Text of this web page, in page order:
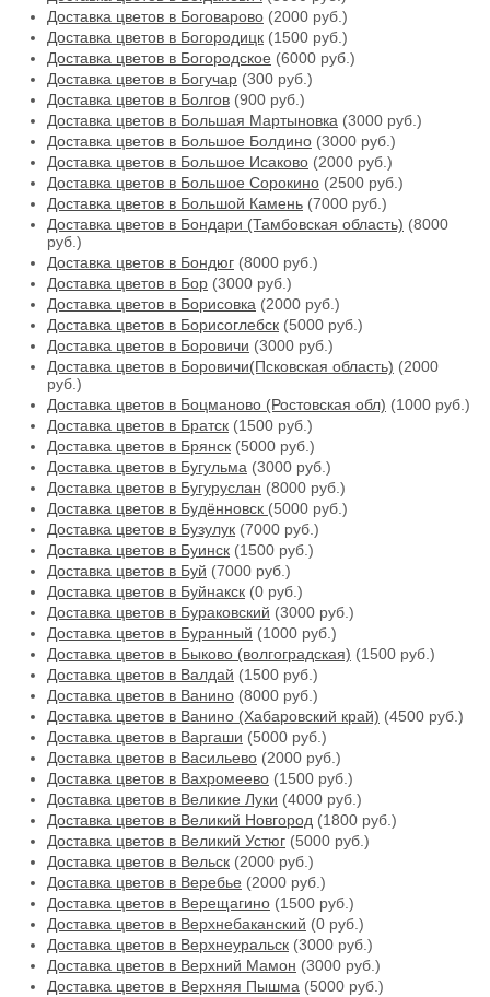
Доставка цветов в Боговарово (2000 руб.)
Доставка цветов в Богородицк (1500 руб.)
Доставка цветов в Богородское (6000 руб.)
Доставка цветов в Богучар (300 руб.)
Доставка цветов в Болгов (900 руб.)
Доставка цветов в Большая Мартыновка (3000 руб.)
Доставка цветов в Большое Болдино (3000 руб.)
Доставка цветов в Большое Исаково (2000 руб.)
Доставка цветов в Большое Сорокино (2500 руб.)
Доставка цветов в Большой Камень (7000 руб.)
Доставка цветов в Бондари (Тамбовская область) (8000
руб.)
Доставка цветов в Бондюг (8000 руб.)
Доставка цветов в Бор (3000 руб.)
Доставка цветов в Борисовка (2000 руб.)
Доставка цветов в Борисоглебск (5000 руб.)
Доставка цветов в Боровичи (3000 руб.)
Доставка цветов в Боровичи(Псковская область) (2000
руб.)
Доставка цветов в Боцманово (Ростовская обл) (1000 руб.)
Доставка цветов в Братск (1500 руб.)
Доставка цветов в Брянск (5000 руб.)
Доставка цветов в Бугульма (3000 руб.)
Доставка цветов в Бугуруслан (8000 руб.)
Доставка цветов в Будённовск (5000 руб.)
Доставка цветов в Бузулук (7000 руб.)
Доставка цветов в Буинск (1500 руб.)
Доставка цветов в Буй (7000 руб.)
Доставка цветов в Буйнакск (0 руб.)
Доставка цветов в Бураковский (3000 руб.)
Доставка цветов в Буранный (1000 руб.)
Доставка цветов в Быково (волгоградская) (1500 руб.)
Доставка цветов в Валдай (1500 руб.)
Доставка цветов в Ванино (8000 руб.)
Доставка цветов в Ванино (Хабаровский край) (4500 руб.)
Доставка цветов в Варгаши (5000 руб.)
Доставка цветов в Васильево (2000 руб.)
Доставка цветов в Вахромеево (1500 руб.)
Доставка цветов в Великие Луки (4000 руб.)
Доставка цветов в Великий Новгород (1800 руб.)
Доставка цветов в Великий Устюг (5000 руб.)
Доставка цветов в Вельск (2000 руб.)
Доставка цветов в Веребье (2000 руб.)
Доставка цветов в Верещагино (1500 руб.)
Доставка цветов в Верхнебаканский (0 руб.)
Доставка цветов в Верхнеуральск (3000 руб.)
Доставка цветов в Верхний Мамон (3000 руб.)
Доставка цветов в Верхняя Пышма (5000 руб.)